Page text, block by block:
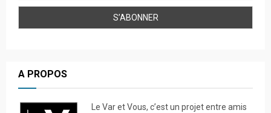
A PROPOS
Le Var et Vous, c’est un projet entre amis